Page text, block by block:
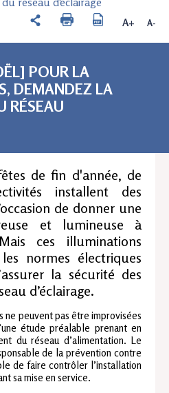
A+ A-
POUR LA
DEMANDEZ LA
RÉSEAU
de fin d'année, de
installent des
de donner une
et lumineuse à
ces illuminations
normes électriques
la sécurité des
d’éclairage.
ne peuvent pas être improvisées
étude préalable prenant en
du réseau d’alimentation. Le
de la prévention contre
de faire contrôler l’installation
sa mise en service.